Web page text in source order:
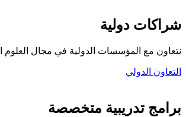
شراكات دولية
نتعاون مع المؤسسات الدولية في مجال العلوم
التعاون الدولي
برامج تدريبية متخصصة